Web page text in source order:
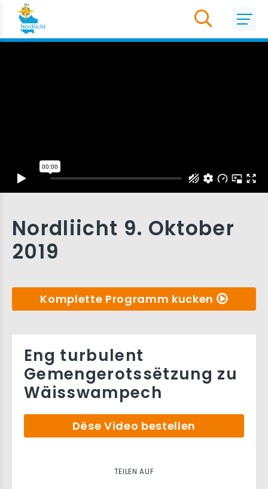
Nordliicht 9. Oktober
2019
Komplette Programm kucken
Eng turbulent
Gemengerotssëtzung zu
Wäisswampech
Dëse Video bestellen
TEILEN AUF